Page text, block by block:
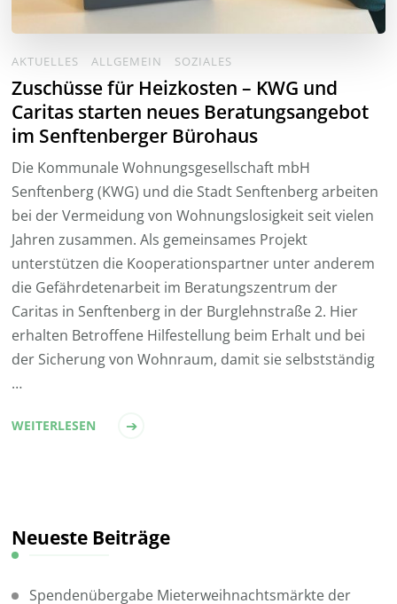
AKTUELLES ALLGEMEIN SOZIALES
Zuschüsse für Heizkosten – KWG und
Caritas starten neues Beratungsangebot
im Senftenberger Bürohaus
Die Kommunale Wohnungsgesellschaft mbH
Senftenberg (KWG) und die Stadt Senftenberg arbeiten
bei der Vermeidung von Wohnungslosigkeit seit vielen
Jahren zusammen. Als gemeinsames Projekt
unterstützen die Kooperationspartner unter anderem
die Gefährdetenarbeit im Beratungszentrum der
Caritas in Senftenberg in der Burglehnstraße 2. Hier
erhalten Betroffene Hilfestellung beim Erhalt und bei
der Sicherung von Wohnraum, damit sie selbstständig
…
WEITERLESEN
Neueste Beiträge
Spendenübergabe Mieterweihnachtsmärkte der